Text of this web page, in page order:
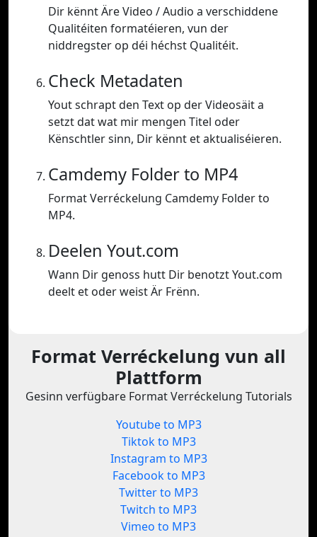
Dir kënnt Äre Video / Audio a verschiddene
Qualitéiten formatéieren, vun der
niddregster op déi héchst Qualitéit.
Check Metadaten
Yout schrapt den Text op der Videosäit a
setzt dat wat mir mengen Titel oder
Kënschtler sinn, Dir kënnt et aktualiséieren.
Camdemy Folder to MP4
Format Verréckelung Camdemy Folder to
MP4.
Deelen Yout.com
Wann Dir genoss hutt Dir benotzt Yout.com
deelt et oder weist Är Frënn.
Format Verréckelung vun all
Plattform
Gesinn verfügbare Format Verréckelung Tutorials
Youtube to MP3
Tiktok to MP3
Instagram to MP3
Facebook to MP3
Twitter to MP3
Twitch to MP3
Vimeo to MP3